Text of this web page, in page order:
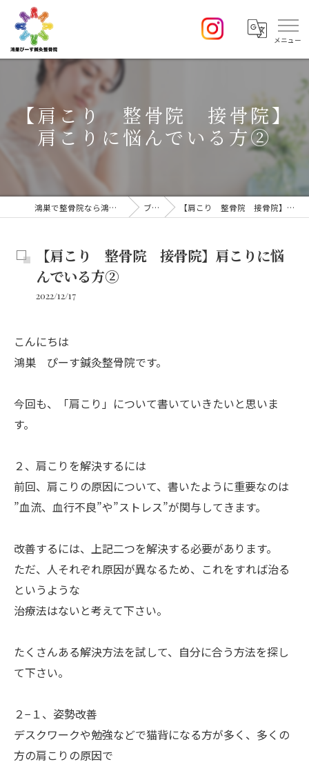
【肩こり 整骨院 接骨院】
肩こりに悩んでいる方②
鴻巣で整骨院なら鴻巣 ぴーす鍼灸整骨院 ブログ 【肩こり 整骨院 接骨院】肩こりに悩んでいる方②
【肩こり 整骨院 接骨院】肩こりに悩
んでいる方②
2022/12/17
こんにちは
鴻巣 ぴーす鍼灸整骨院です。
今回も、「肩こり」について書いていきたいと思いま
す。
２、肩こりを解決するには
前回、肩こりの原因について、書いたように重要なのは
”血流、血行不良”や”ストレス”が関与してきます。
改善するには、上記二つを解決する必要があります。
ただ、人それぞれ原因が異なるため、これをすれば治る
というような
治療法はないと考えて下さい。
たくさんある解決方法を試して、自分に合う方法を探し
て下さい。
２−１、姿勢改善
デスクワークや勉強などで猫背になる方が多く、多くの
方の肩こりの原因で